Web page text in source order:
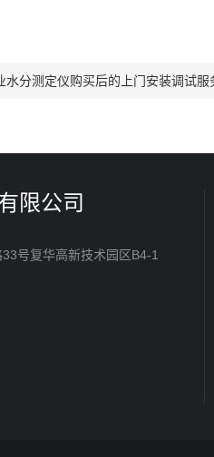
分测定仪购买后的上门安装调试服
限公司
号复华高新技术园区B4-1